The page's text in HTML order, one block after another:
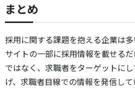
まとめ
採用に関する課題を抱える企業は
サイトの一部に採用情報を載せる
ではなく、求職者をターゲットに
げ、求職者目線での情報を発信し